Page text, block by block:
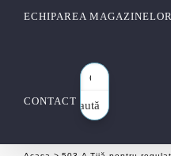
ECHIPAREA MAGAZINELOR
CONTACTCaută